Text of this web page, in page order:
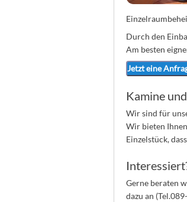
Durch den
Am besten
Jetzt eine
Kamine
Wir sind für
Wir bieten
Einzelstück,
Gerne beraten
dazu an